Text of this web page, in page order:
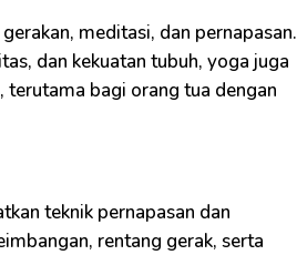
meditasi, dan pernapasan.
dan kekuatan tubuh, yoga juga
bagi orang tua dengan
teknik pernapasan dan
rentang gerak, serta